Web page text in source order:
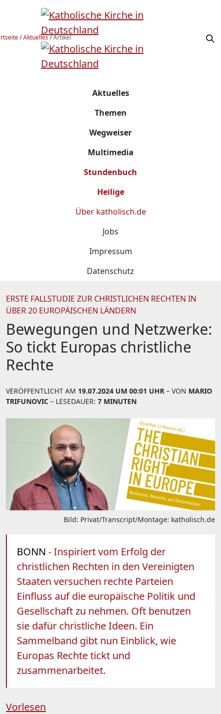
/Aktuelles/Artikel
Aktuelles
Themen
Wegweiser
Multimedia
Stundenbuch
Heilige
Über katholisch.de
Jobs
Impressum
Datenschutz
ERSTE FALLSTUDIE ZUR CHRISTLICHEN RECHTEN IN
ÜBER 20 EUROPÄISCHEN LÄNDERN
Bewegungen und Netzwerke:
So tickt Europas christliche
Rechte
VERÖFFENTLICHT AM 19.07.2024 UM 00:01 UHR – VON MARIO
TRIFUNOVIC – LESEDAUER: 7 MINUTEN
Bild: Privat/Transcript/Montage: katholisch.de
BONN - Inspiriert vom Erfolg der
christlichen Rechten in den Vereinigten
Staaten versuchen rechte Parteien
Einfluss auf die europäische Politik und
Gesellschaft zu nehmen. Oft benutzen
sie dafür christliche Ideen. Ein
Sammelband gibt nun Einblick, wie
Europas Rechte tickt und
zusammenarbeitet.
Vorlesen